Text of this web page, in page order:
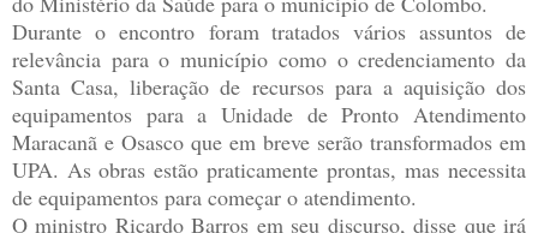
Durante o encontro foram tratados vários assuntos de
relevância para o município como o credenciamento da
Santa Casa, liberação de recursos para a aquisição dos
equipamentos para a Unidade de Pronto Atendimento
Maracanã e Osasco que em breve serão transformados em
UPA. As obras estão praticamente prontas, mas necessita
de equipamentos para começar o atendimento.
O ministro Ricardo Barros em seu discurso, disse que irá